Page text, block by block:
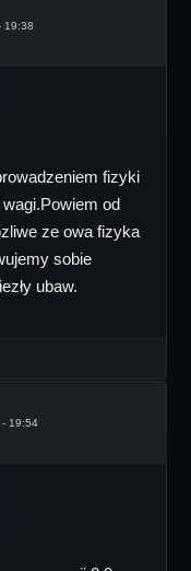
19:38
fizyki
od
ze owa fizyka
sobie
ubaw.
- 19:54